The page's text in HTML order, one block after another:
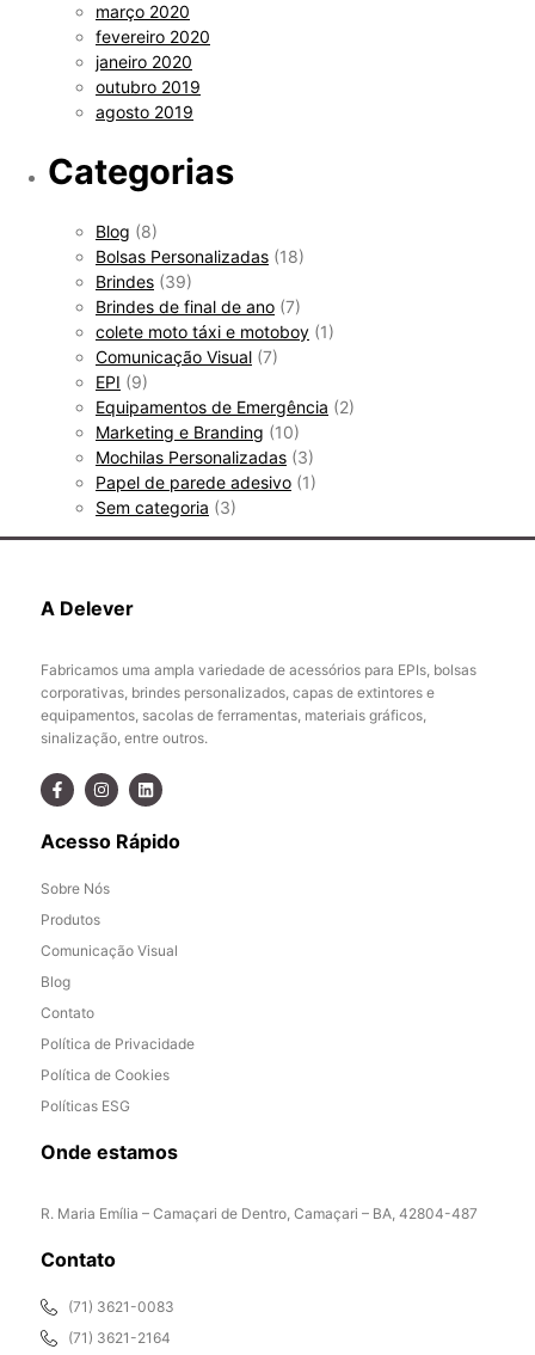
março 2020
fevereiro 2020
janeiro 2020
outubro 2019
agosto 2019
Categorias
Blog (8)
Bolsas Personalizadas (18)
Brindes (39)
Brindes de final de ano (7)
colete moto táxi e motoboy (1)
Comunicação Visual (7)
EPI (9)
Equipamentos de Emergência (2)
Marketing e Branding (10)
Mochilas Personalizadas (3)
Papel de parede adesivo (1)
Sem categoria (3)
A Delever
Fabricamos uma ampla variedade de acessórios para EPIs, bolsas
corporativas, brindes personalizados, capas de extintores e
equipamentos, sacolas de ferramentas, materiais gráficos,
sinalização, entre outros.
Acesso Rápido
Sobre Nós
Produtos
Comunicação Visual
Blog
Contato
Política de Privacidade
Política de Cookies
Políticas ESG
Onde estamos
R. Maria Emília – Camaçari de Dentro, Camaçari – BA, 42804-487
Contato
(71) 3621-0083
(71) 3621-2164